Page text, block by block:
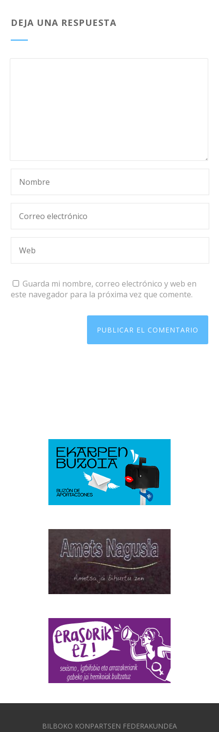
DEJA UNA RESPUESTA
Guarda mi nombre, correo electrónico y web en
este navegador para la próxima vez que comente.
BILBOKO KONPARTSEN FEDERAKUNDEA